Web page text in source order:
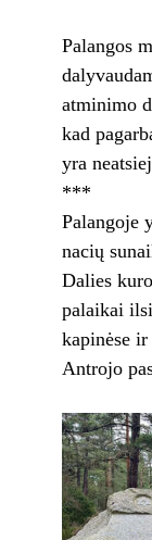
Palangos
atminimo
kad
yra
***
Palangoje
nacių
Dalies
palaikai
kapinėse
Antrojo